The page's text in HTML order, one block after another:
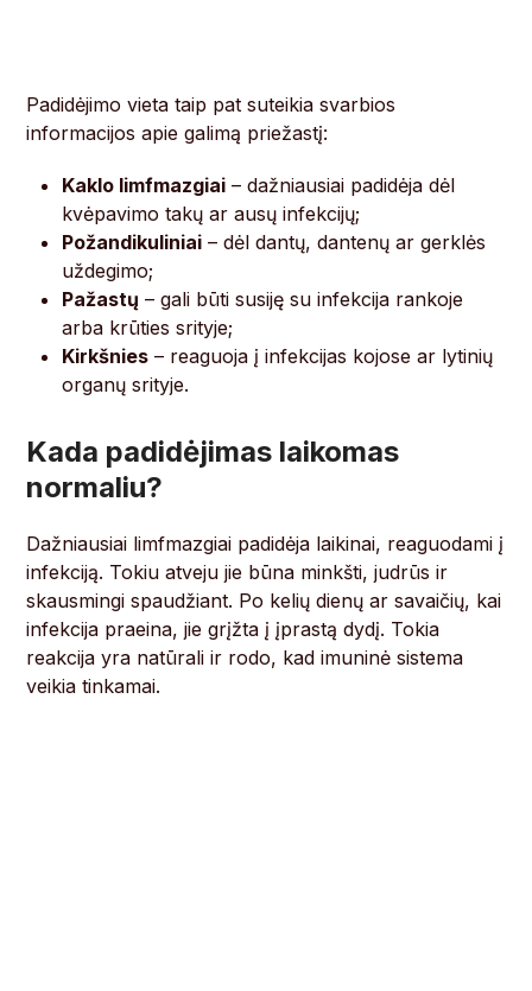
Padidėjimo vieta taip pat suteikia svarbios
informacijos apie galimą priežastį:
Kaklo limfmazgiai – dažniausiai padidėja dėl
kvėpavimo takų ar ausų infekcijų;
Požandikuliniai – dėl dantų, dantenų ar gerklės
uždegimo;
Pažastų – gali būti susiję su infekcija rankoje
arba krūties srityje;
Kirkšnies – reaguoja į infekcijas kojose ar lytinių
organų srityje.
Kada padidėjimas laikomas
normaliu?
Dažniausiai limfmazgiai padidėja laikinai, reaguodami į
infekciją. Tokiu atveju jie būna minkšti, judrūs ir
skausmingi spaudžiant. Po kelių dienų ar savaičių, kai
infekcija praeina, jie grįžta į įprastą dydį. Tokia
reakcija yra natūrali ir rodo, kad imuninė sistema
veikia tinkamai.